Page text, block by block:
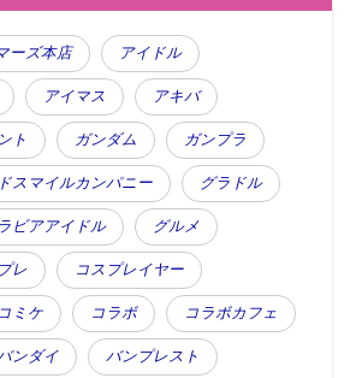
ーズ本店 アイドル
アイマス アキバ
ト ガンダム ガンプラ
スマイルカンパニー グラドル
ビアアイドル グルメ
レ コスプレイヤー
コミケ コラボ コラボカフェ
ンダイ バンプレスト